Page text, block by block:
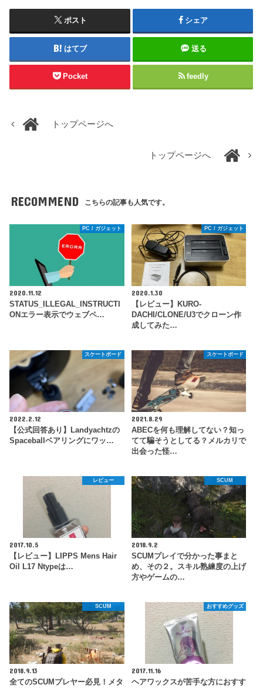
ポスト シェア
はてブ 送る
Pocket feedly
トップページへ
トップページへ
RECOMMEND こちらの記事も人気です。
PC / ガジェット
2020.11.12
STATUS_ILLEGAL_INSTRUCTI
ONエラー表示でウェブペ…
PC / ガジェット
2020.1.30
【レビュー】KURO-
DACHI/CLONE/U3でクローン作
成してみた…
スケートボード
2022.2.12
【公式回答あり】Landyachtzの
Spaceballベアリングにワッ…
スケートボード
2021.8.29
ABECを何も理解してない？知っ
てて騙そうとしてる？メルカリで
出会った怪…
レビュー
2017.10.5
【レビュー】LIPPS Mens Hair
Oil L17 Ntypeは…
SCUM
2018.9.2
SCUMプレイで分かった事まと
め、その２。スキル熟練度の上げ
方やゲームの…
SCUM
2018.9.13
全てのSCUMプレヤー必見！メタ
おすすめグッズ
2017.11.16
ヘアワックスが苦手な方におすす